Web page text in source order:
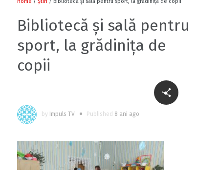
Bibliotecă și sală pentru
sport, la grădinița de
copii
by Impuls TV Published 8 ani ago